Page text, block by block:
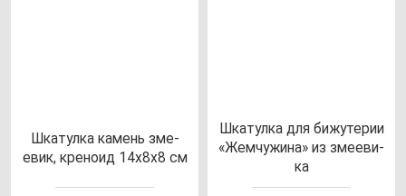
Шка­тул­ка ка­мень зме­
евик, кре­но­ид 14х8х8 см
Шка­тул­ка для би­жу­те­рии
«Жем­чу­жи­на» из зме­еви­
ка